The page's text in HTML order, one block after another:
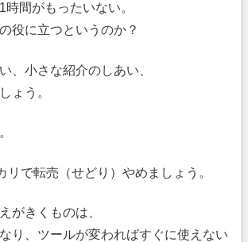
間がもったいない。
役に立つというのか？
、小さな紹介のしあい、
ょう。
リで転売（せどり）やめましょう。
がきくものは、
り、ツールが変わればすぐに使えない